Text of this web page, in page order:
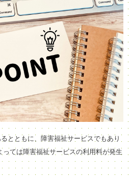
とともに、障害福祉サービスでもあり
っては障害福祉サービスの利用料が発生